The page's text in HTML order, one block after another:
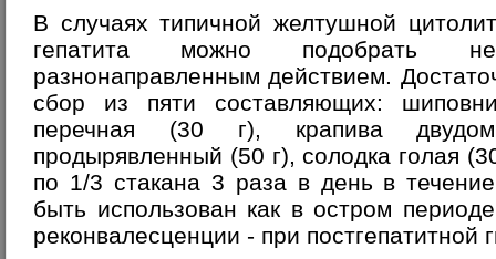
В случаях типичной желтушной
гепатита можно подобрать
разнонаправленным действием.
сбор из пяти составляющих:
перечная (30 г), крапива
продырявленный (50 г), солодка голая
по 1/3 стакана 3 раза в день в
быть использован как в остром
реконвалесценции - при